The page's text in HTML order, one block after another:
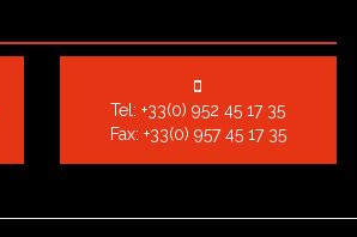
Tel:+33(0) 952 45 17 35
Fax: +33(0) 957 45 17 35